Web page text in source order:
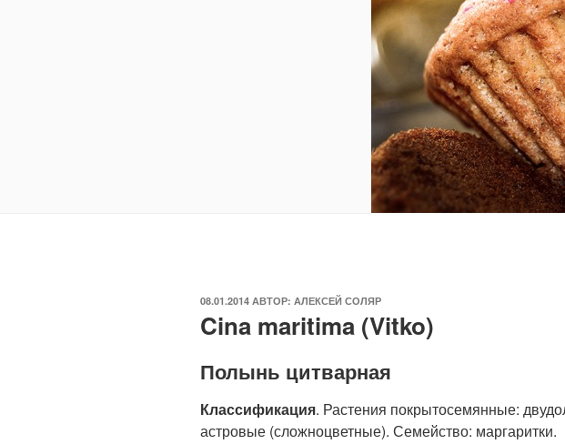
ОПУБЛИКОВАНО
08.01.2014 АВТОР: АЛЕКСЕЙ СОЛЯР
Cina maritima (Vitko)
Полынь цитварная
Классификация. Растения покрытосемянные:
астровые (сложноцветные). Семейство: маргаритки.